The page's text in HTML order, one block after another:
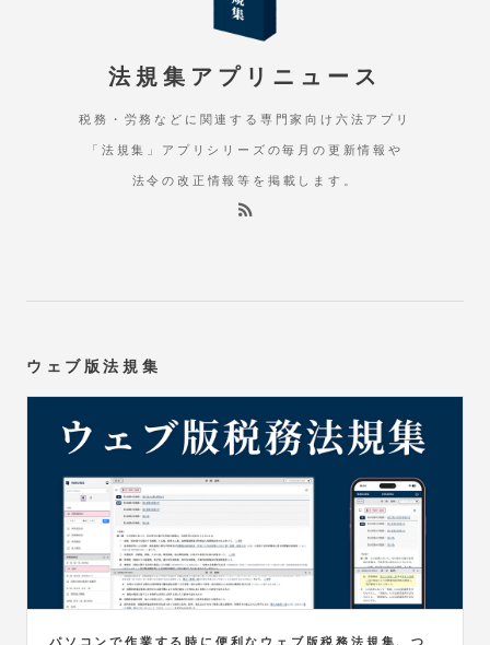
法規集アプリニュース
税務・労務などに関連する専門家向け六法アプリ
「法規集」アプリシリーズの毎月の更新情報や
法令の改正情報等を掲載します。
ウェブ版法規集
パソコンで作業する時に便利なウェブ版税務法規集、つ